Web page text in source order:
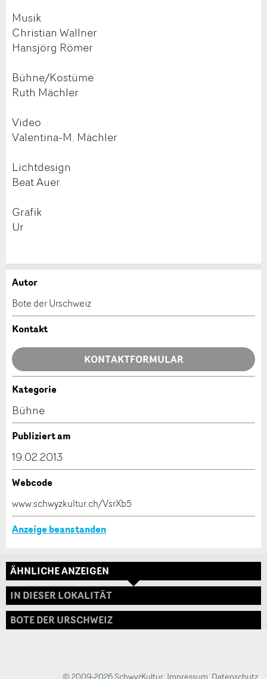
Musik
Christian Wallner
Hansjörg Römer
Bühne/Kostüme
Ruth Mächler
Video
Valentina-M. Mächler
Lichtdesign
Beat Auer
Grafik
Ur
Anzeige beanstanden
Ihr Feedback wird sehr geschätzt!
Allgemeines Feedback
Anzeige nicht mehr gültig
Anzeige unvollständig
* Eingabe erforderlich
Anzeige weiterempfehlen
Empfehlen Sie diese Anzeige an Freunde weiter.
* Eingabe erforderlich
Autor
Bote der Urschweiz
Kontakt
KONTAKTFORMULAR
Kontakt
Verfassen Sie eine Nachricht für die Kontaktpersonen
Adresse
Kategorie
Bühne
Publiziert am
19.02.2013
Webcode
www.schwyzkultur.ch/VsrXb5
Anzeige beanstanden
ÄHNLICHE ANZEIGEN
IN DIESER LOKALITÄT
BOTE DER URSCHWEIZ
© 2009-2026 SchwyzKultur Impressum Datenschutz